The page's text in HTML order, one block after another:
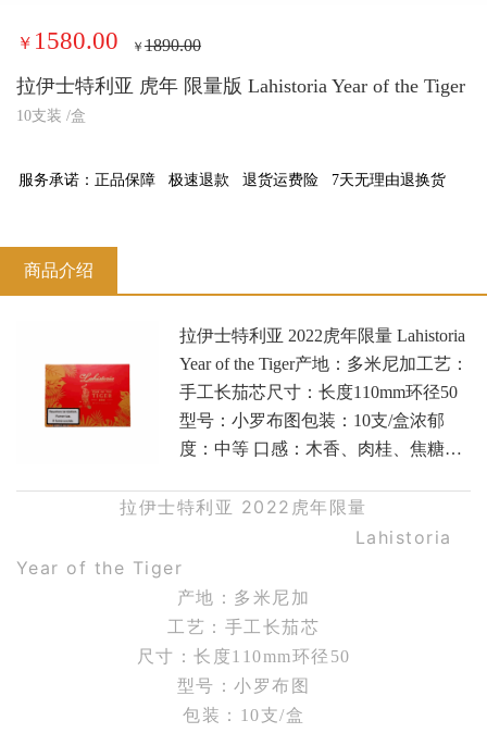
￥ 1580.00 ￥1890.00
拉伊士特利亚 虎年 限量版 Lahistoria Year of the Tiger
10支装 /盒
服务承诺： 正品保障 极速退款 退货运费险 7天无理由退换货
商品介绍
拉伊士特利亚 2022虎年限量 Lahistoria
Year of the Tiger产地：多米尼加工艺：
手工长茄芯尺寸：长度110mm环径50
型号：小罗布图包装：10支/盒浓郁
度：中等 口感：木香、肉桂、焦糖…
拉伊士特利亚 2022虎年限量
Lahistoria
Year of the Tiger
产地：多米尼加
工艺：手工长茄芯
尺寸：长度110mm环径50
型号：小罗布图
包装：10支/盒